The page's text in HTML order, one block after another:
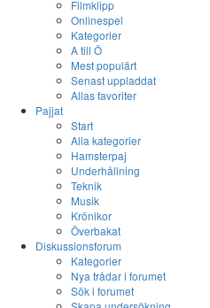
Filmklipp
Onlinespel
Kategorier
A till Ö
Mest populärt
Senast uppladdat
Allas favoriter
Pajjat
Start
Alla kategorier
Hamsterpaj
Underhållning
Teknik
Musik
Krönikor
Överbakat
Diskussionsforum
Kategorier
Nya trådar i forumet
Sök i forumet